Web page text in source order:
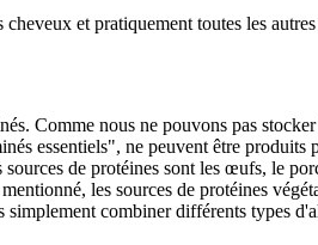
et pratiquement toutes les
Comme nous ne pouvons pas
essentiels", ne peuvent être
de protéines sont les œufs, le
les sources de protéines
combiner différents types